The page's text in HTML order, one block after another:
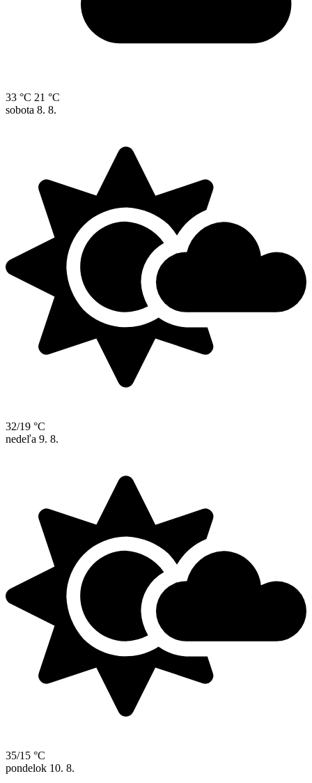
33 °C 21 °C
sobota 8. 8.
32/19 °C
nedeľa 9. 8.
35/15 °C
pondelok 10. 8.